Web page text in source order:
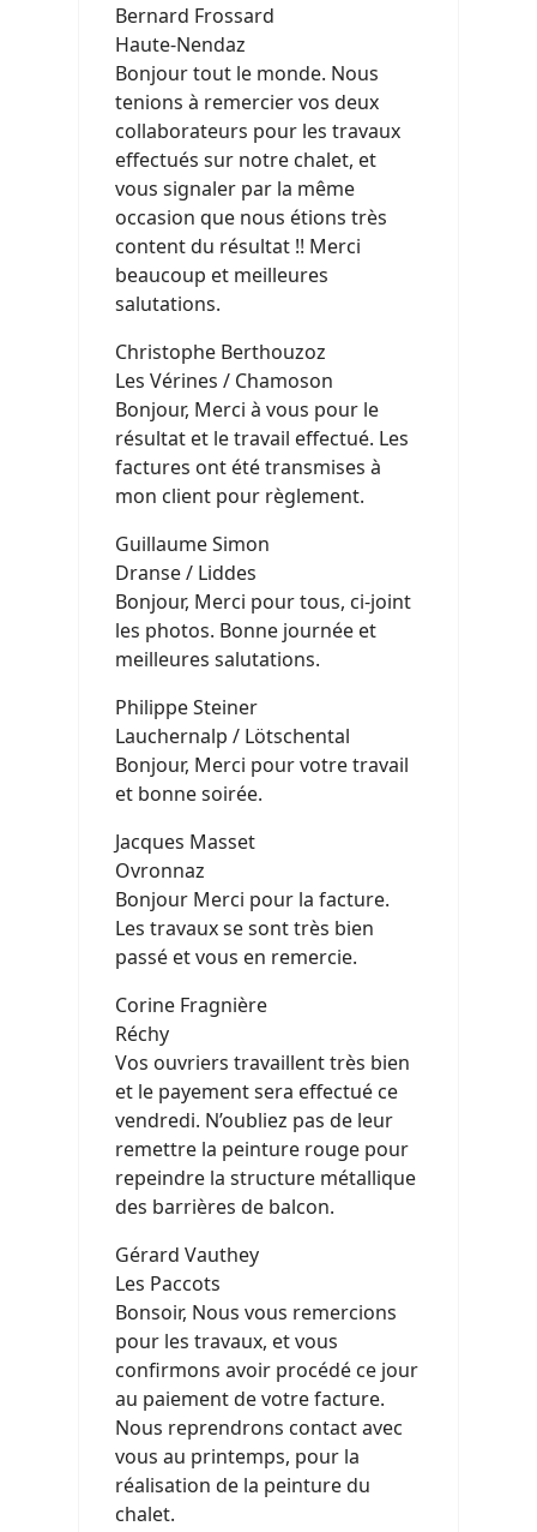
Bernard Frossard
Haute-Nendaz
Bonjour tout le monde. Nous
tenions à remercier vos deux
collaborateurs pour les travaux
effectués sur notre chalet, et
vous signaler par la même
occasion que nous étions très
content du résultat !! Merci
beaucoup et meilleures
salutations.
Christophe Berthouzoz
Les Vérines / Chamoson
Bonjour, Merci à vous pour le
résultat et le travail effectué. Les
factures ont été transmises à
mon client pour règlement.
Guillaume Simon
Dranse / Liddes
Bonjour, Merci pour tous, ci-joint
les photos. Bonne journée et
meilleures salutations.
Philippe Steiner
Lauchernalp / Lötschental
Bonjour, Merci pour votre travail
et bonne soirée.
Jacques Masset
Ovronnaz
Bonjour Merci pour la facture.
Les travaux se sont très bien
passé et vous en remercie.
Corine Fragnière
Réchy
Vos ouvriers travaillent très bien
et le payement sera effectué ce
vendredi. N’oubliez pas de leur
remettre la peinture rouge pour
repeindre la structure métallique
des barrières de balcon.
Gérard Vauthey
Les Paccots
Bonsoir, Nous vous remercions
pour les travaux, et vous
confirmons avoir procédé ce jour
au paiement de votre facture.
Nous reprendrons contact avec
vous au printemps, pour la
réalisation de la peinture du
chalet.